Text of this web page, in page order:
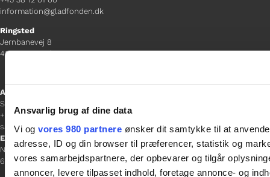
Ansvarlig brug af dine data
Vi og vores 980 partnere ønsker dit samtykke til at
adresse, ID og din browser til præferencer, statistik og
vores samarbejdspartnere, der opbevarer og tilgår
annoncer, levere tilpasset indhold, foretage annonce- og
information@gladfonden.dk
Ringsted
Jernbanevej 8
4100 Ringsted
Afdelingschef
Sacha Lohmann Weiss
+45 40 27 91 11
sacha.lw@gladfonden.dk
Esbjerg
Norgesgade 1, 2. sal
6700 Esbjerg